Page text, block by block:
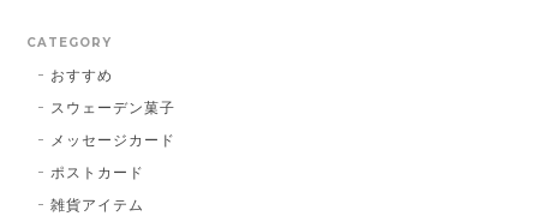
CATEGORY
おすすめ
スウェーデン菓子
メッセージカード
ポストカード
雑貨アイテム